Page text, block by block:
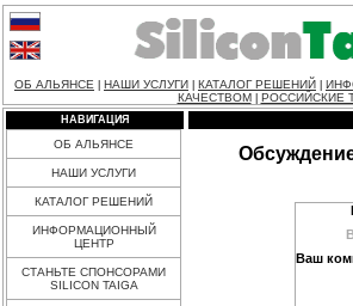
ОБ АЛЬЯНСЕ НАШИ УСЛУГИ КАТАЛОГ РЕШЕНИЙ
КАЧЕСТВОМ
РОССИЙСКИЕ
НАВИГАЦИЯ
ОБ АЛЬЯНСЕ
НАШИ УСЛУГИ
КАТАЛОГ РЕШЕНИЙ
ИНФОРМАЦИОННЫЙ
ЦЕНТР
СТАНЬТЕ СПОНСОРАМИ
SILICON TAIGA
Ваш